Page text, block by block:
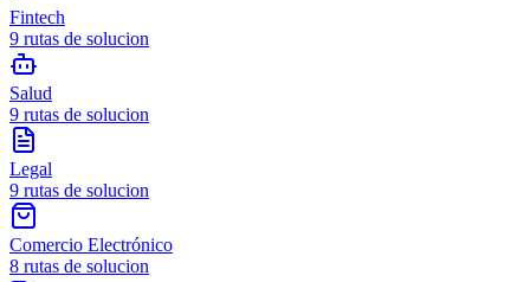
Fintech
9 rutas de solucion
Salud
9 rutas de solucion
Legal
9 rutas de solucion
Comercio Electrónico
8 rutas de solucion